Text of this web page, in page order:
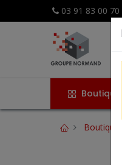
03 91 83 00 70
Boutique
Boutique